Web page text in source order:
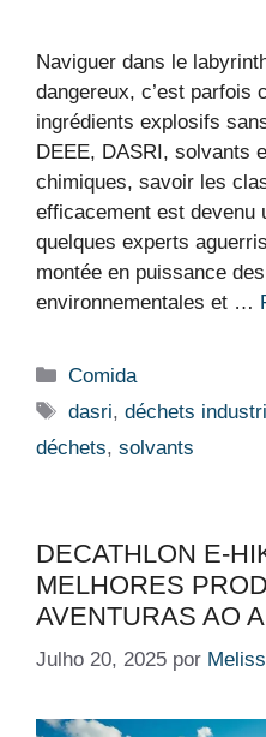
Naviguer dans le
dangereux, c’est parfois
ingrédients explosifs
DEEE, DASRI, solvants
chimiques, savoir les
efficacement est devenu
quelques experts
montée en puissance
environnementales et …
Categorias
Comida
Etiquetas
dasri,déchets
déchets, solvants
DECATHLON E-
MELHORES
AVENTURAS AO
Julho 20, 2025 por